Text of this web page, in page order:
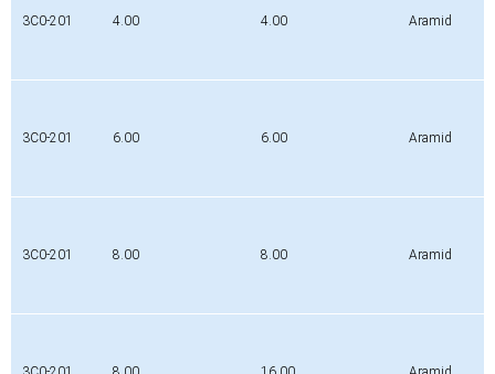
3C0-201 4.00 4.00 Aramid
3C0-201 6.00 6.00 Aramid
3C0-201 8.00 8.00 Aramid